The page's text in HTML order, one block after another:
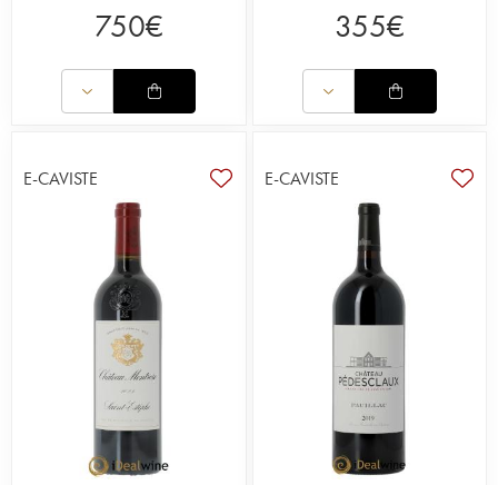
750€ 355€
E-CAVISTE E-CAVISTE